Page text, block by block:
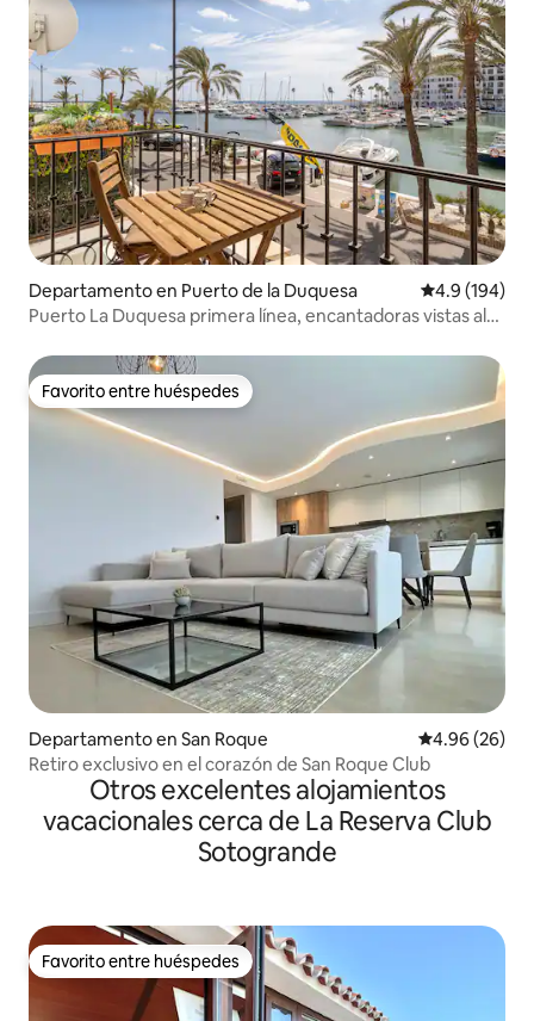
Departamento en Puerto de la Duquesa Calificación
4.9 (194)
Puerto La Duquesa primera línea, encantadoras vistas al
Favorito entre huéspedes
Favorito entre huéspedes
Departamento en San Roque Calificación
4.96 (26)
Retiro exclusivo en el corazón de San Roque Club
Otros excelentes alojamientos
vacacionales cerca de La Reserva Club
Sotogrande
Favorito entre huéspedes
Favorito entre huéspedes